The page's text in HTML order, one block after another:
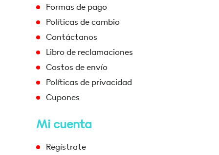
Formas de pago
Políticas de cambio
Contáctanos
Libro de reclamaciones
Costos de envío
Políticas de privacidad
Cupones
Mi cuenta
Regístrate